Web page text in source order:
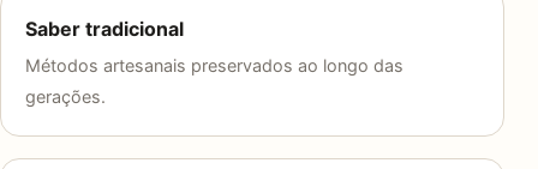
Saber tradicional
Métodos artesanais preservados ao longo das
gerações.